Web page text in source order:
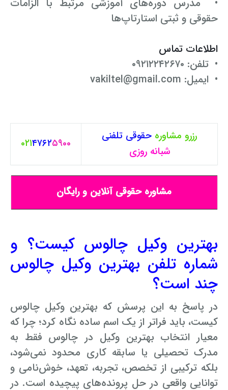
• مدرس دوره‌های آموزشی مرتبط با الزامات
حقوقی و ثبتی استارتاپ‌ها
اطلاعات تماس
• تلفن: ۰۹۲۱۲۲۴۲۶۷۰
• ایمیل: vakiltel@gmail.com
رزرو مشاوره حقوقی تلفنی
شبانه روزی
۰۲۱۴۷۶۲۵۹۰۰
مشاوره حقوقی آنلاین و رایگان
بهترین وکیل چالوس کیست؟ و
شماره تلفن بهترین وکیل چالوس
چند است؟
در پاسخ به این پرسش که بهترین وکیل چالوس
کیست، باید فراتر از یک اسم ساده نگاه کرد؛ چرا که
معیار انتخاب بهترین وکیل در چالوس فقط به
مدرک تحصیلی یا سابقه کاری محدود نمی‌شود،
بلکه ترکیبی از تخصص، تجربه، تعهد، خوش‌نامی و
توانایی واقعی در حل پرونده‌های پیچیده است. در